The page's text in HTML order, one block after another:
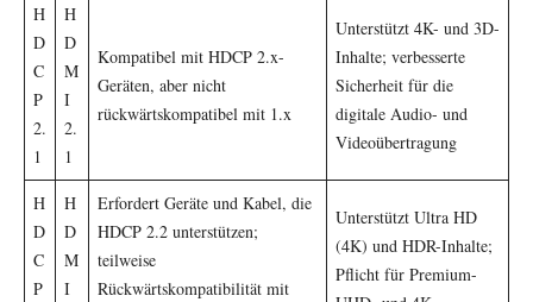
H
D
C
P
2.
1
H
D
M
I
2.
1
Kompatibel mit HDCP 2.x-
Geräten, aber nicht
rückwärtskompatibel mit 1.x
Unterstützt 4K- und 3D-
Inhalte; verbesserte
Sicherheit für die
digitale Audio- und
Videoübertragung
H
D
C
P
H
D
M
I
Erfordert Geräte und Kabel, die
HDCP 2.2 unterstützen;
teilweise
Rückwärtskompatibilität mit
Unterstützt Ultra HD
(4K) und HDR-Inhalte;
Pflicht für Premium-